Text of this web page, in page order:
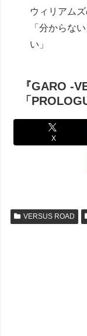
ウィリアム
「分からな
い」
『GARO -
「
X
VERSUS ROAD